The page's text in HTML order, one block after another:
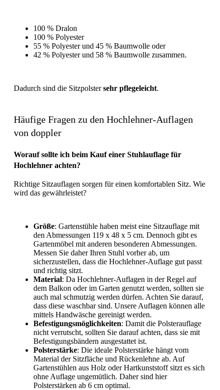
100 % Dralon
100 % Polyester
55 % Polyester und 45 % Baumwolle oder
42 % Polyester und 58 % Baumwolle zusammen.
Dadurch sind die Sitzpolstersehr pflegeleicht.
Häufige Fragen zu den Hochlehner-Auflagen
von doppler
Worauf sollte ich beim Kauf einer Stuhlauflage für
Hochlehner achten?
Richtige Sitzauflagen sorgen für einen komfortablen Sitz. Wie
wird das gewährleistet?
Größe: Gartenstühle haben meist eine Sitzauflage mit
den Abmessungen 119 x 48 x 5 cm. Dennoch gibt es
Gartenmöbel mit anderen besonderen Abmessungen.
Messen Sie daher Ihren Stuhl vorher ab, um
sicherzustellen, dass die Hochlehner-Auflage gut passt
und richtig sitzt.
Material: Da Hochlehner-Auflagen in der Regel auf
dem Balkon oder im Garten genutzt werden, sollten sie
auch mal schmutzig werden dürfen. Achten Sie darauf,
dass diese waschbar sind. Unsere Auflagen können alle
mittels Handwäsche gereinigt werden.
Befestigungsmöglichkeiten: Damit die Polsterauflage
nicht verrutscht, sollten Sie darauf achten, dass sie mit
Befestigungsbändern ausgestattet ist.
Polsterstärke: Die ideale Polsterstärke hängt vom
Material der Sitzfläche und Rückenlehne ab. Auf
Gartenstühlen aus Holz oder Hartkunststoff sitzt es sich
ohne Auflage ungemütlich. Daher sind hier
Polsterstärken ab 6 cm optimal.